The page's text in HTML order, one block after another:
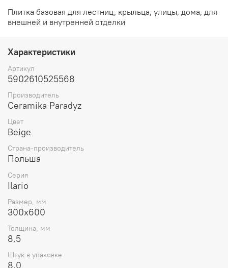
Плитка базовая для лестниц, крыльца, улицы, дома, для
внешней и внутренней отделки
Характеристики
Артикул
5902610525568
Производитель
Ceramika Paradyz
Цвет
Beige
Страна-производитель
Польша
Серия
Ilario
Размер, мм
300x600
Толщина, мм
8,5
Штук в упаковке
8.0